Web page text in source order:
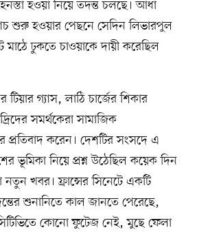
হওয়া নিয়ে তদন্ত চলছে। আধা
শুরু হওয়ার পেছনে সেদিন লিভারপুল
মাঠে ঢুকতে চাওয়াকে দায়ী করেছিল
টিয়ার গ্যাস, লাঠি চার্জের শিকার
সমর্থকেরা সামাজিক
প্রতিবাদ করেন। দেশটির সংসদে এ
ভূমিকা নিয়ে প্রশ্ন উঠেছিল কয়েক দিন
খবর। ফ্রান্সের সিনেটে একটি
শুনানিতে কাল জানতে পেরেছে,
কোনো ফুটেজ নেই, মুছে ফেলা